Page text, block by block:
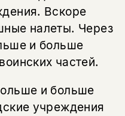
Вскоре
налеты. Через
и больше
частей.
и больше
учреждения